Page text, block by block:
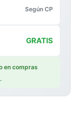
Según CP
GRATIS
en compras